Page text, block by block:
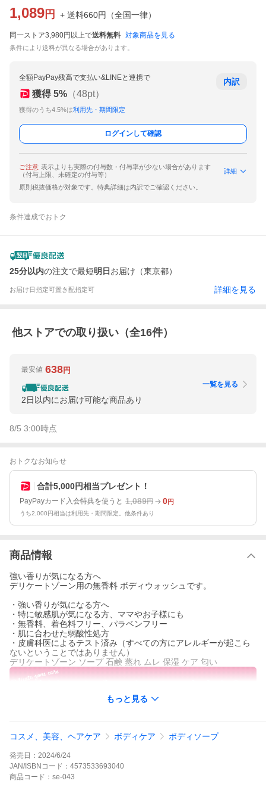
1,089 円 + 送料660円 （全国一律）
同一ストア3,980円以上で送料無料 対象商品を見る
条件により送料が異なる場合があります。
全額PayPay残高で支払い&LINEと連携で
獲得 5% （48pt）
獲得のうち4.5%は利用先・期間限定
内訳
ログインして確認
ご注意 表示よりも実際の付与数・付与率が少ない場合があります
（付与上限、未確定の付与等）
詳細
原則税抜価格が対象です。特典詳細は内訳でご確認ください。
条件達成でおトク
25分以内の注文で最短明日 お届け（東京都）
お届け日指定可置き配指定可 詳細を見る
他ストアでの取り扱い（全16件）
最安値 638円
2日以内にお届け可能な商品あり
一覧を見る
8/5 3:00時点
おトクなお知らせ
合計5,000円相当プレゼント！
PayPayカード入会特典を使うと 1,089円 0円
うち2,000円相当は利用先・期間限定。他条件あり
商品情報
強い香りが気になる方へ
デリケートゾーン用の無香料 ボディウォッシュです。
・強い香りが気になる方へ
・特に敏感肌が気になる方、ママやお子様にも
・無香料、着色料フリー、パラベンフリー
・肌に合わせた弱酸性処方
・皮膚科医によるテスト済み（すべての方にアレルギーが起こら
ないということではありません）
デリケートゾーン ソープ 石鹸 蒸れ ムレ 保湿 ケア 匂い
もっと見る
コスメ、美容、ヘアケア ボディケア ボディソープ
発売日： 2024/6/24
JAN/ISBNコード： 4573533693040
商品 コード： se-043